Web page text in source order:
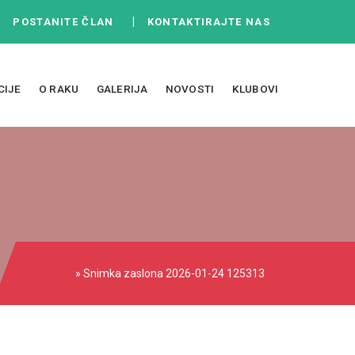
POSTANITE ČLAN KONTAKTIRAJTE NAS
O RAKU GALERIJA NOVOSTI KLUBOVI
» Snimka zaslona 2026-01-24 125313